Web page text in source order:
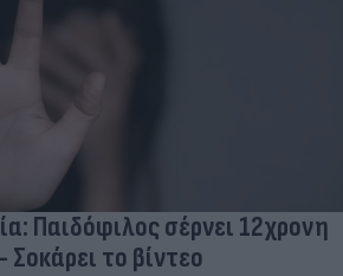
Παιδόφιλος σέρνει 12χρονη
το βίντεο